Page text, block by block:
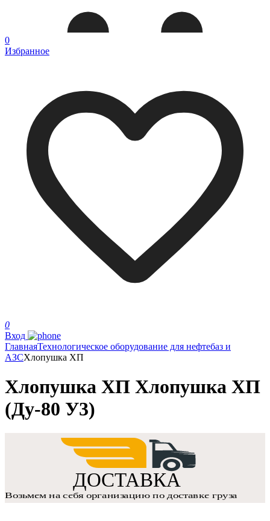
0
Избранное
0
Вход
ГлавнаяТехнологическое оборудование для нефтебаз и
АЗСХлопушка ХП
Хлопушка ХП Хлопушка ХП
(Ду-80 У3)